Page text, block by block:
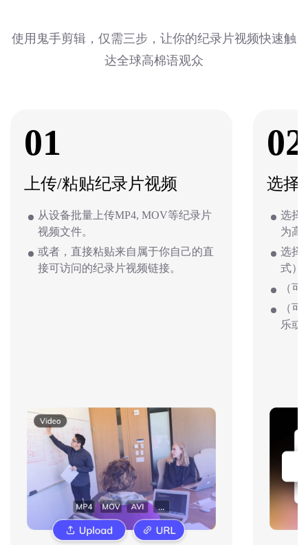
使用鬼手剪辑，仅需三步，让你的纪录片视频快速触
达全球高棉语观众
01
上传/粘贴纪录片视频
从设备批量上传MP4, MOV等纪录片
视频文件。
或者，直接粘贴来自属于你自己的直
接可访问的纪录片视频链接。
02
选择
选择
为高
选择
式）
（
（
乐或